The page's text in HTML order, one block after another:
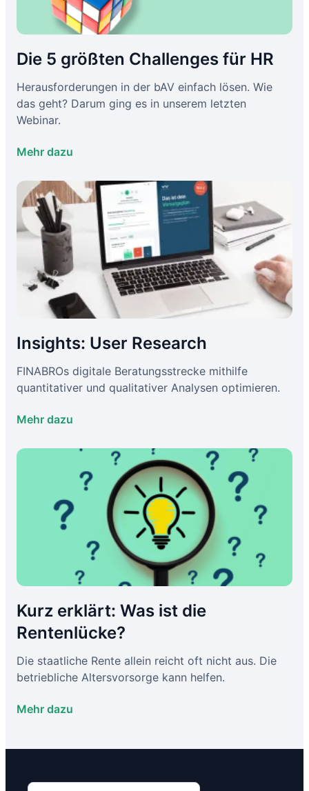
Die 5 größten Challenges für HR
Herausforderungen in der bAV einfach lösen. Wie
das geht? Darum ging es in unserem letzten
Webinar.
Mehr dazu
Insights: User Research
FINABROs digitale Beratungsstrecke mithilfe
quantitativer und qualitativer Analysen optimieren.
Mehr dazu
Kurz erklärt: Was ist die
Rentenlücke?
Die staatliche Rente allein reicht oft nicht aus. Die
betriebliche Altersvorsorge kann helfen.
Mehr dazu